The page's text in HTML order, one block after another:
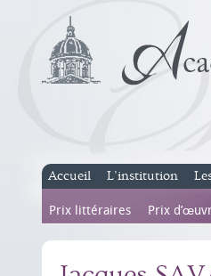
Accueil L’institution
Prix littéraires Prix